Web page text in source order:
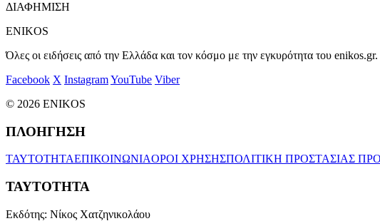
ΔΙΑΦΗΜΙΣΗ
ENIKOS
Όλες οι ειδήσεις από την Ελλάδα και τον κόσμο με την εγκυρότητα του enikos.gr.
Facebook X InstagramYouTube Viber
© 2026 ENIKOS
ΠΛΟΗΓΗΣΗ
ΤΑΥΤΟΤΗΤΑΕΠΙΚΟΙΝΩΝΙΑΟΡΟΙ ΧΡΗΣΗΣΠΟΛΙΤΙΚΗ ΠΡΟΣΤΑΣΙΑΣ
ΤΑΥΤΟΤΗΤΑ
Εκδότης: Νίκος Χατζηνικολάου